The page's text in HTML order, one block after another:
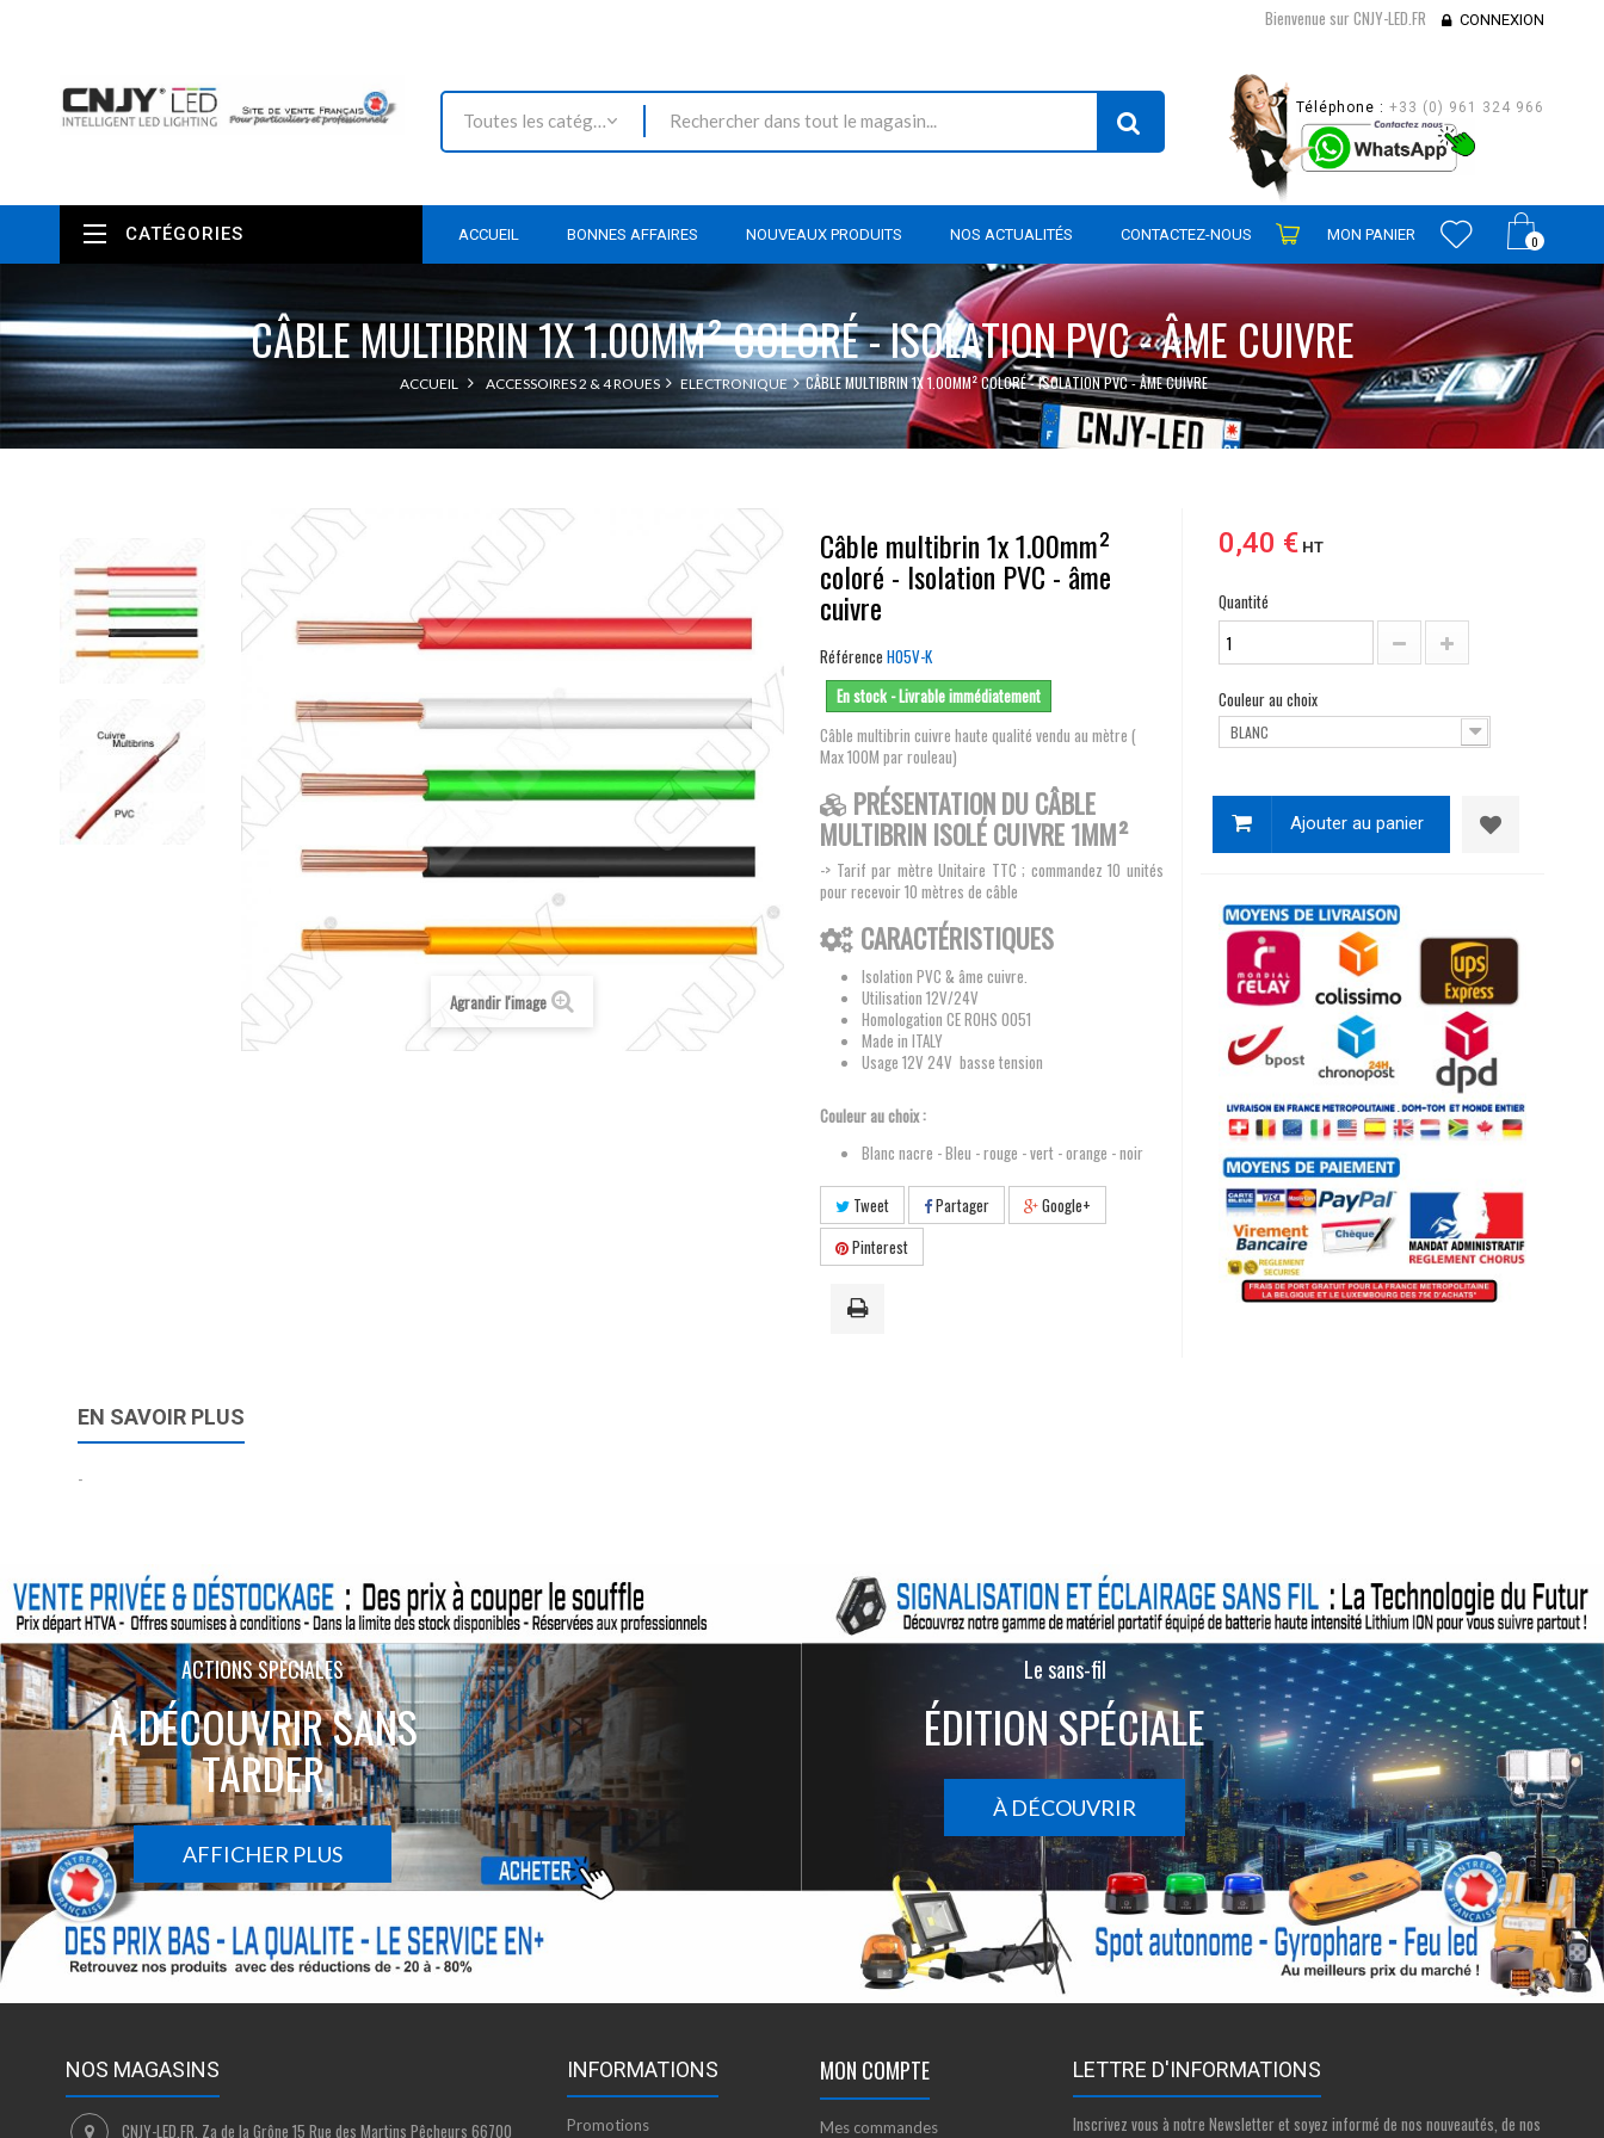
Bienvenue sur CNJY-LED.FR CONNEXION
Toutes les catégories
Téléphone : +33 (0) 961 324 966
0
ACCUEIL BONNES AFFAIRES NOUVEAUX PRODUITS NOS ACTUALITÉS CONTACTEZ-NOUS MON PANIER
CATÉGORIES
CÂBLE MULTIBRIN 1X 1.00MM² COLORÉ - ISOLATION PVC - ÂME CUIVRE
ACCUEIL ACCESSOIRES 2 & 4 ROUES ELECTRONIQUE CÂBLE MULTIBRIN 1X 1.00MM² COLORÉ - ISOLATION PVC - ÂME CUIVRE
Agrandir l'image
Câble multibrin 1x 1.00mm²
coloré - Isolation PVC - âme
cuivre
Référence H05V-K
En stock - Livrable immédiatement
Câble multibrin cuivre haute qualité vendu au mètre (
Max 100M par rouleau)
PRÉSENTATION DU CÂBLE
MULTIBRIN ISOLÉ CUIVRE 1MM²
-> Tarif par mètre Unitaire TTC ; commandez 10 unités
pour recevoir 10 mètres de câble
CARACTÉRISTIQUES
Isolation PVC & âme cuivre.
Utilisation 12V/24V
Homologation CE ROHS 0051
Made in ITALY
Usage 12V 24V basse tension
Couleur au choix :
Blanc nacre - Bleu - rouge - vert - orange - noir
Tweet Partager
Google+
Pinterest
0,40 €HT
Quantité
Couleur au choix
BLANC
Ajouter au panier
EN SAVOIR PLUS
-
ACTIONS SPÉCIALES
À DÉCOUVRIR SANS
TARDER
AFFICHER PLUS
Le sans-fil
ÉDITION SPÉCIALE
À DÉCOUVRIR
NOS MAGASINS
CNJY-LED.FR, Za de la Grône 15 Rue des Martins Pêcheurs 66700
INFORMATIONS
Promotions
MON COMPTE
Mes commandes
LETTRE D'INFORMATIONS
Inscrivez vous à notre Newsletter et soyez informé de nos nouveautés, de nos